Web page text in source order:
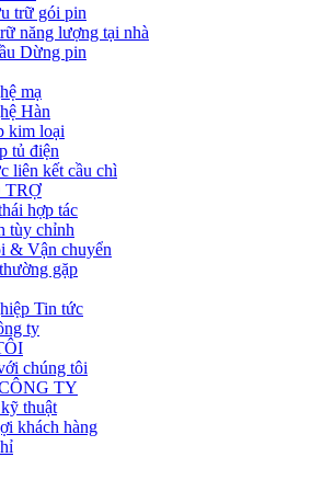
trữ gói pin
năng lượng tại nhà
Dừng pin
mạ
Hàn
kim loại
tủ điện
liên kết cầu chì
TRỢ
hợp tác
tùy chỉnh
& Vận chuyển
gặp
Tin tức
ty
chúng tôi
TY
thuật
khách hàng